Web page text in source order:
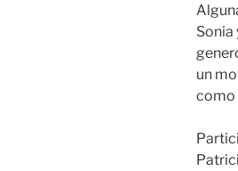
Sonia
un
como